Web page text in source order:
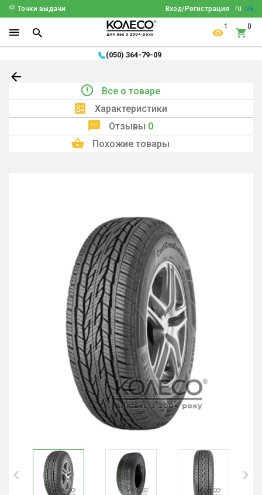
ru ua
Вход/Регистрация
Точки выдачи
1 0
(050) 364-79-09
Все о товаре
Характеристики
Отзывы 0
Похожие товары